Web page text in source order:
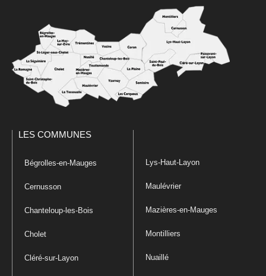
LES COMMUNES
Bégrolles-en-Mauges
Cernusson
Chanteloup-les-Bois
Cholet
Cléré-sur-Layon
Lys-Haut-Layon
Maulévrier
Mazières-en-Mauges
Montilliers
Nuaillé